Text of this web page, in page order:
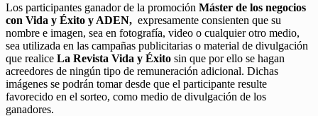
Los participantes ganador de la promoción Máster de los negocios
con Vida y Éxito y ADEN, expresamente consienten que su
nombre e imagen, sea en fotografía, video o cualquier otro medio,
sea utilizada en las campañas publicitarias o material de divulgación
que realice La Revista Vida y Éxito sin que por ello se hagan
acreedores de ningún tipo de remuneración adicional. Dichas
imágenes se podrán tomar desde que el participante resulte
favorecido en el sorteo, como medio de divulgación de los
ganadores.